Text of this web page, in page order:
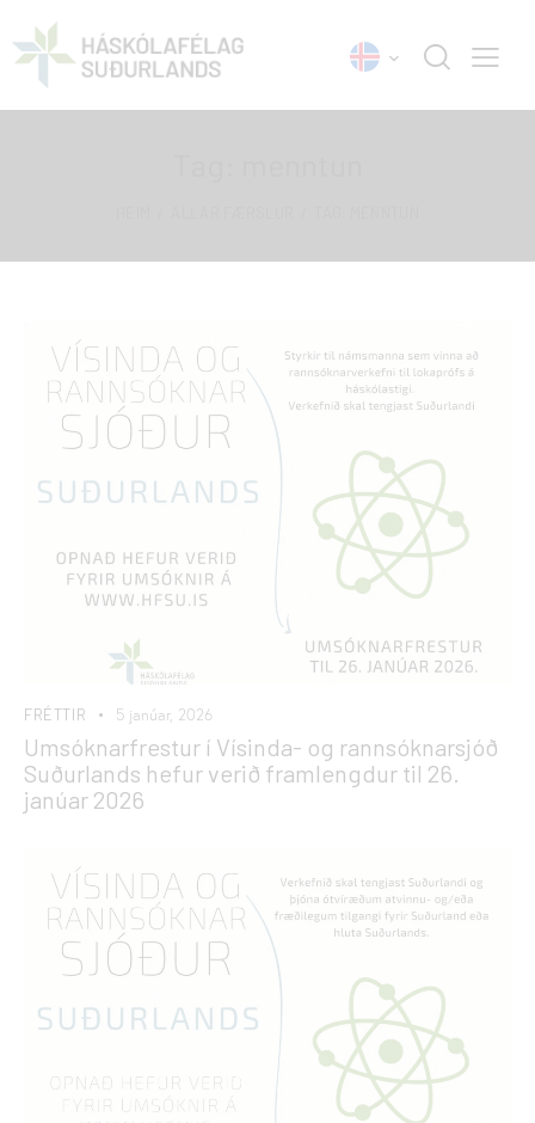
FRÉTTIR 5 janúar, 2026
Umsóknarfrestur í Vísinda- og rannsóknarsjóð
Suðurlands hefur verið framlengdur til 26.
janúar 2026